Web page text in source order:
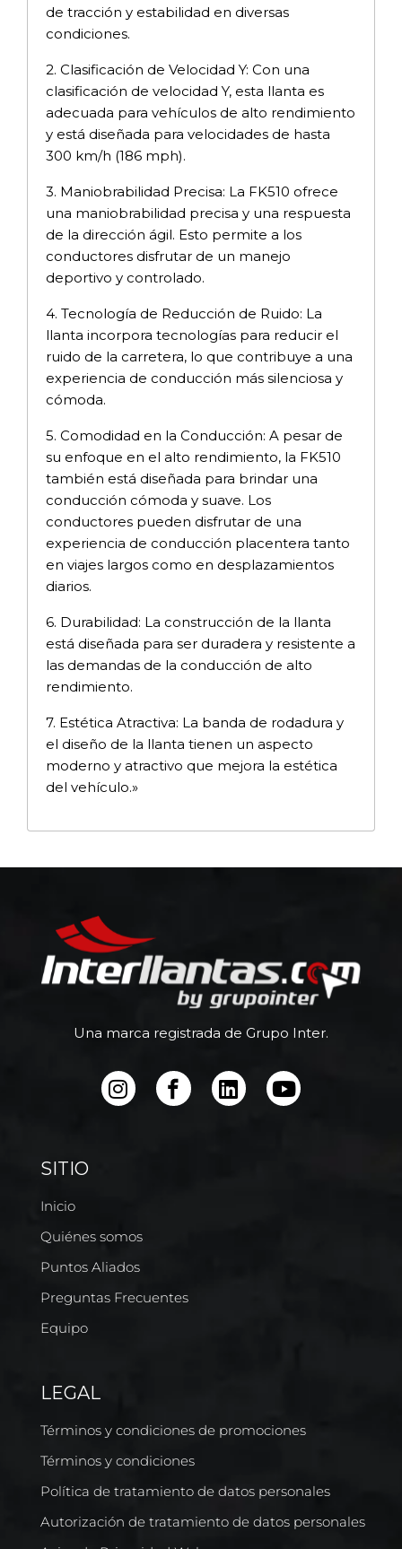
de tracción y estabilidad en diversas
condiciones.
2. Clasificación de Velocidad Y: Con una
clasificación de velocidad Y, esta llanta es
adecuada para vehículos de alto rendimiento
y está diseñada para velocidades de hasta
300 km/h (186 mph).
3. Maniobrabilidad Precisa: La FK510 ofrece
una maniobrabilidad precisa y una respuesta
de la dirección ágil. Esto permite a los
conductores disfrutar de un manejo
deportivo y controlado.
4. Tecnología de Reducción de Ruido: La
llanta incorpora tecnologías para reducir el
ruido de la carretera, lo que contribuye a una
experiencia de conducción más silenciosa y
cómoda.
5. Comodidad en la Conducción: A pesar de
su enfoque en el alto rendimiento, la FK510
también está diseñada para brindar una
conducción cómoda y suave. Los
conductores pueden disfrutar de una
experiencia de conducción placentera tanto
en viajes largos como en desplazamientos
diarios.
6. Durabilidad: La construcción de la llanta
está diseñada para ser duradera y resistente a
las demandas de la conducción de alto
rendimiento.
7. Estética Atractiva: La banda de rodadura y
el diseño de la llanta tienen un aspecto
moderno y atractivo que mejora la estética
del vehículo.»
Una marca registrada de Grupo Inter.
SITIO
Inicio
Quiénes somos
Puntos Aliados
Preguntas Frecuentes
Equipo
LEGAL
Términos y condiciones de promociones
Términos y condiciones
Política de tratamiento de datos personales
Autorización de tratamiento de datos personales